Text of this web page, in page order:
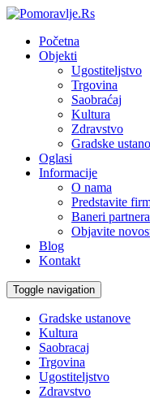
Početna
Objekti
Ugostiteljstvo
Trgovina
Saobraćaj
Kultura
Zdravstvo
Gradske
Oglasi
Informacije
O nama
Predstavite
Baneri partnera
Objavite
Blog
Kontakt
Toggle navigation
Gradske ustanove
Kultura
Saobracaj
Trgovina
Ugostiteljstvo
Zdravstvo